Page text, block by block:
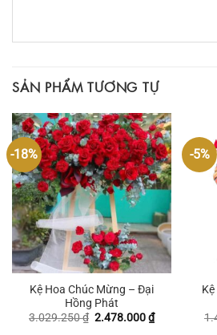
SẢN PHẨM TƯƠNG TỰ
-18%
Kệ Hoa Chúc Mừng – Đại
Hồng Phát
3.029.250₫ Giá
2.478.000₫Giá
hiện
-5%